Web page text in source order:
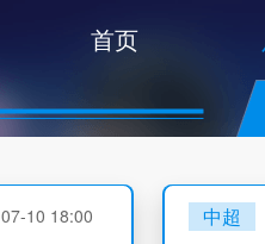
首页
07-10 18:00 中超